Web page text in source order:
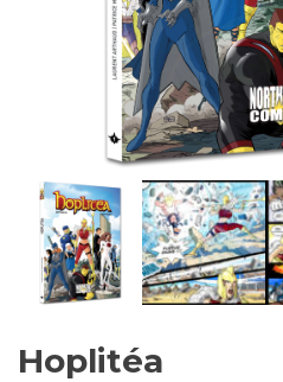
Hoplitéa